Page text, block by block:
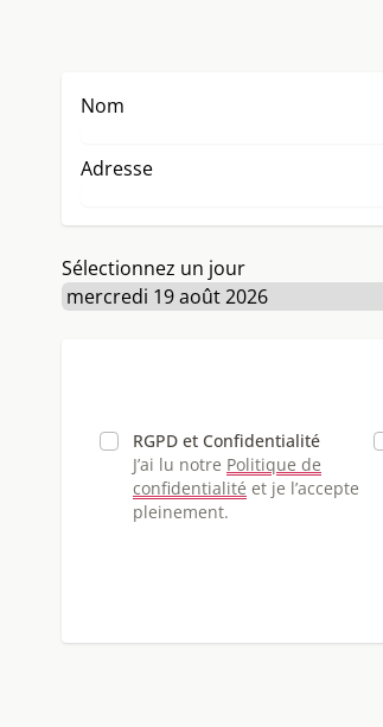
Nom
Adresse
Sélectionnez un jour
RGPD et Confidentialité
J’ai lu notre Politique de
confidentialité et je l’accepte
pleinement.